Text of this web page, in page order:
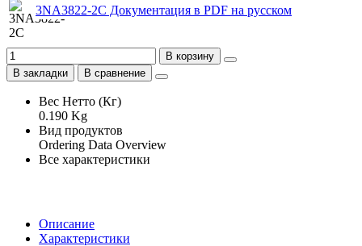
3NA3822-2C Документация в PDF на русском
В корзину
В закладки
В сравнение
Вес Нетто (Кг)
0.190 Kg
Вид продуктов
Ordering Data Overview
Все характеристики
Описание
Характеристики